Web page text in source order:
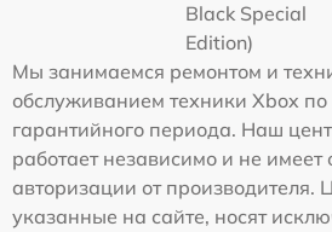
Black Special
Edition)
Мы занимаемся ремонтом и
обслуживанием техники Xbox по
гарантийного периода. Наш
работает независимо и не
авторизации от производителя.
указанные на сайте, носят